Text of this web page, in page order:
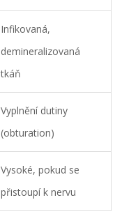
Infikovaná,
demineralizovaná
tkáň
Vyplnění dutiny
(obturation)
Vysoké, pokud se
přistoupí k nervu